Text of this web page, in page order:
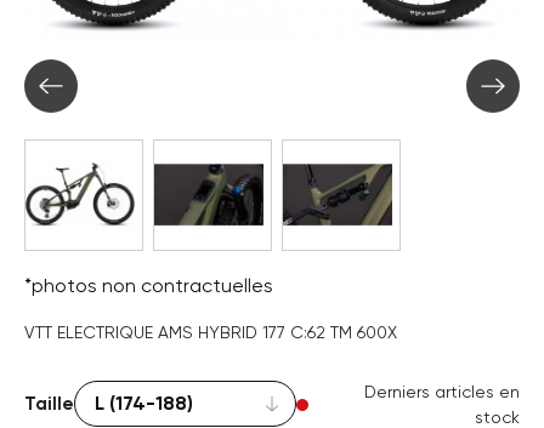
*photos non contractuelles
VTT ELECTRIQUE AMS HYBRID 177 C:62 TM 600X
Taille
Derniers articles en
stock